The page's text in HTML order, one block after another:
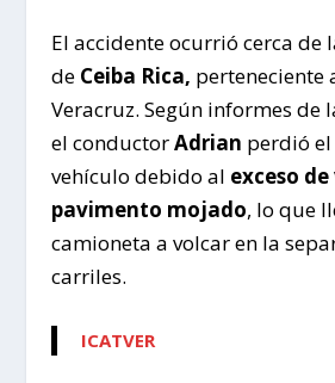
El accidente ocurrió cerca de
de Ceiba Rica, perteneciente
Veracruz. Según informes de
el conductorAdrian perdió
vehículo debido al exceso
pavimento mojado, lo que
camioneta a volcar en la
carriles.
ICATVER